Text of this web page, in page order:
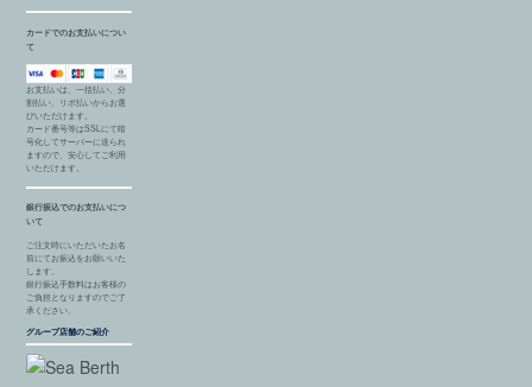
カードでのお支払いについ
て
お支払いは、一括払い、分
割払い、リボ払いからお選
びいただけます。
カード番号等はSSLにて暗
号化してサーバーに送られ
ますので、安心してご利用
いただけます。
銀行振込でのお支払いにつ
いて
ご注文時にいただいたお名
前にてお振込をお願いいた
します。
銀行振込手数料はお客様の
ご負担となりますのでご了
承ください。
グループ店舗のご紹介